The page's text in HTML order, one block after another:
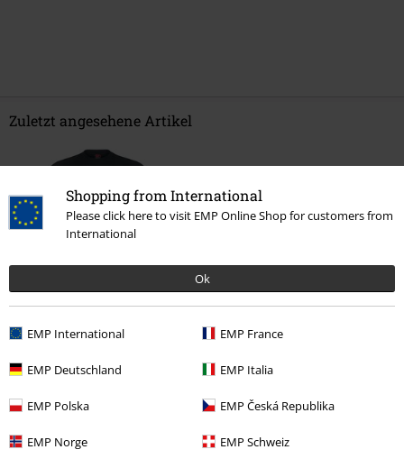
Shopping from International
Please click here to visit EMP Online Shop for customers from
International
Ok
EMP International EMP France
EMP Deutschland EMP Italia
EMP Polska EMP Česká Republika
EMP Norge EMP Schweiz
Zuletzt angesehene Artikel